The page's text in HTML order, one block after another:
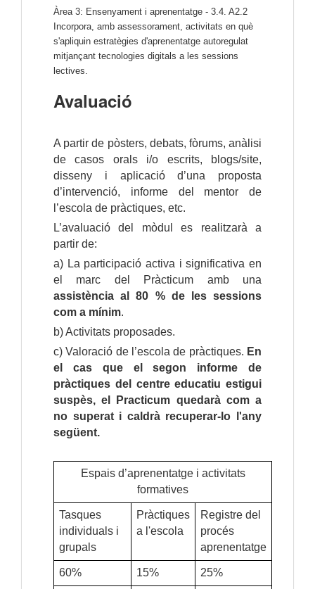
Àrea 3: Ensenyament i aprenentatge - 3.4. A2.2
Incorpora, amb assessorament, activitats en què
s'apliquin estratègies d'aprenentatge autoregulat
mitjançant tecnologies digitals a les sessions
lectives.
Avaluació
A partir de pòsters, debats, fòrums, anàlisi
de casos orals i/o escrits, blogs/site,
disseny i aplicació d’una proposta
d’intervenció, informe del mentor de
l’escola de pràctiques, etc.
L’avaluació del mòdul es realitzarà a
partir de:
a) La participació activa i significativa en
el marc del Pràcticum amb una
assistència al 80 % de les sessions
com a mínim.
b) Activitats proposades.
c) Valoració de l’escola de pràctiques. En
el cas que el segon informe de
pràctiques del centre educatiu estigui
suspès, el Practicum quedarà com a
no superat i caldrà recuperar-lo l'any
següent.
Espais d’aprenentatge i activitats
formatives
Tasques
individuals i
grupals
Pràctiques
a l'escola
Registre del
procés
aprenentatge
60% 15% 25%